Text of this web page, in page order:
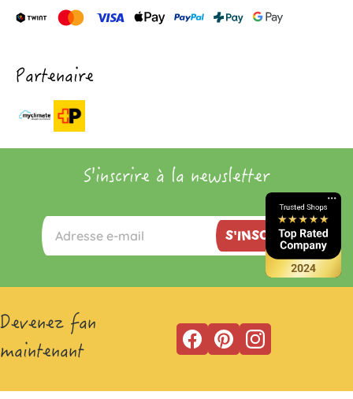
Partenaire
S'inscrire à la newsletter
S'INSCRIRE
Devenez fan
maintenant